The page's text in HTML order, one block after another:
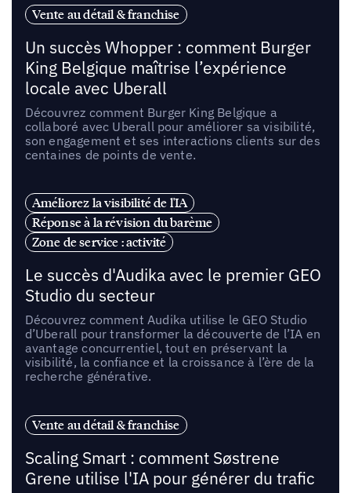
Vente au détail & franchise
Un succès Whopper : comment Burger
King Belgique maîtrise l’expérience
locale avec Uberall
Découvrez comment Burger King Belgique a
collaboré avec Uberall pour améliorer sa visibilité,
son engagement et ses interactions clients sur des
centaines de points de vente.
Améliorez la visibilité de l'IA
Réponse à la révision du barème
Zone de service : activité
Le succès d'Audika avec le premier GEO
Studio du secteur
Découvrez comment Audika utilise le GEO Studio
d’Uberall pour transformer la découverte de l’IA en
avantage concurrentiel, tout en préservant la
visibilité, la confiance et la croissance à l’ère de la
recherche générative.
Vente au détail & franchise
Scaling Smart : comment Søstrene
Grene utilise l'IA pour générer du trafic